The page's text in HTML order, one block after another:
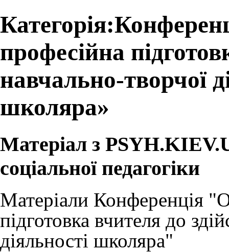
професійна
навчально-творчої
школяра»
Матеріал з
соціальної педагогіки
Матеріали Конференція
підготовка вчителя до
діяльності школяра"